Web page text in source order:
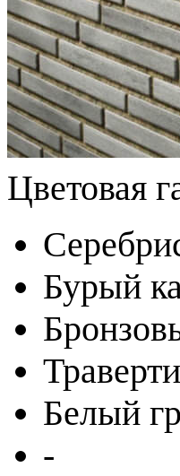
Цветовая
Бурый
Белый
-